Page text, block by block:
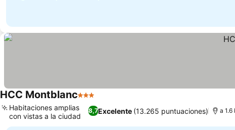
HCC Montblanc3 Estrellas
8,7Excelente (13.265 puntuaciones)
Habitaciones amplias
con vistas a la ciudad
a